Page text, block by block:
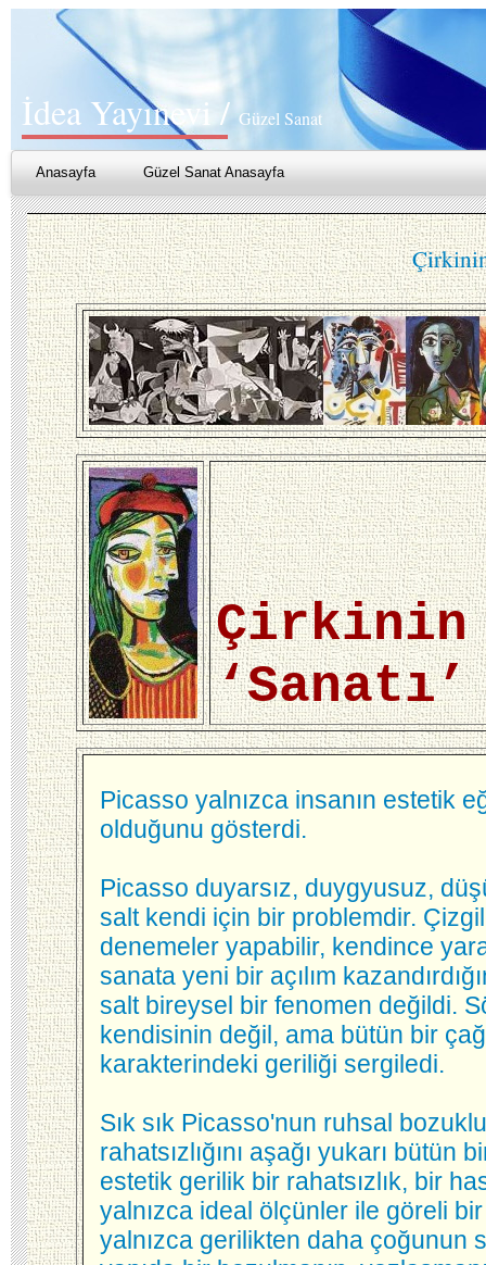
İdea Yayınevi /Güzel Sanat
Anasayfa Güzel Sanat Anasayfa
Çirkinin
Picasso yalnızca insanın estetik
olduğunu gösterdi.
Picasso duyarsız, duygyusuz,
salt kendi için bir problemdir.
denemeler yapabilir, kendince
sanata yeni bir açılım
salt bireysel bir fenomen değildi.
kendisinin değil, ama bütün bir
karakterindeki geriliği sergiledi.
Sık sık Picasso'nun ruhsal
rahatsızlığını aşağı yukarı
estetik gerilik bir rahatsızlık, bir
yalnızca ideal ölçünler ile göreli
yalnızca gerilikten daha çoğunun